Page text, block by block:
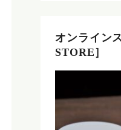
オンライン
STORE］